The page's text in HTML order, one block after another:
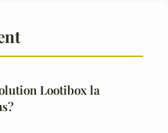
Lootibox la